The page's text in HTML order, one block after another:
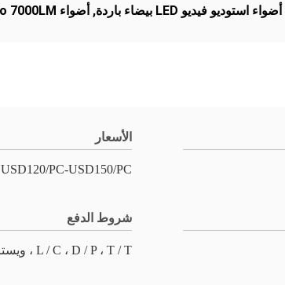
أضواء استوديو فيديو LED بيضاء باردة , أضواء LED Video Studio 7000LM
الأسعار
USD120/PC-USD150/PC
شروط الدفع
L / C ، D / P ، T / T ، ويسترن يونيون ، موني جرام